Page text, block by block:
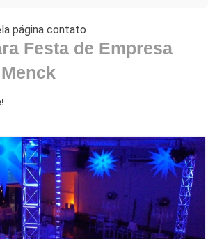
Festa de Empresa